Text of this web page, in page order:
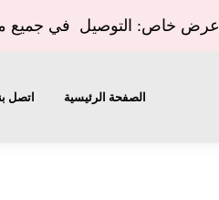
عرض خاص: التوصيل في جميع
الصفحة الرئيسية اتصل